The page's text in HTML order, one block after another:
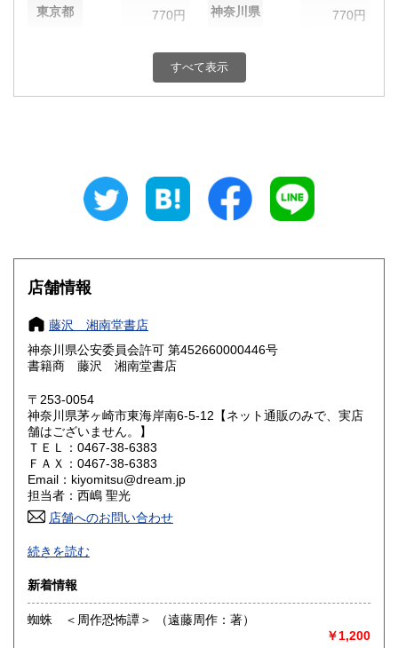
東京都 770円 神奈川県 770円
770円 富山県
770円 三重県
大阪府
奈良県
鳥取県 990円 島根県
岡山県
山口県 1,100円
香川県 1,100円
高知県 1,100円
佐賀県
熊本県
宮崎県 1,210円 鹿児島県
すべて表示
店舗情報
藤沢 湘南堂書店
神奈川県公安委員会許可 第452660000446号
書籍商 藤沢 湘南堂書店
〒253-0054
神奈川県茅ヶ崎市東海岸南6-5-12【ネット通販のみで、実店
舗はございません。】
ＴＥＬ：0467-38-6383
ＦＡＸ：0467-38-6383
Email：kiyomitsu@dream.jp
担当者：西嶋 聖光
店舗へのお問い合わせ
良書・古書とサブカルチャーの陰と陽。国史・軍事・宗教・
文芸・芸能・美術・工芸・趣味書より、CD・DVD・古書漫
の新旧書籍とおもちゃ混在乱舞のちらし寿司書店。江戸のト
ッピングもあります。
続きを読む
新着情報
蜘蛛 ＜周作恐怖譚＞ （遠藤周作：著）
￥1,200